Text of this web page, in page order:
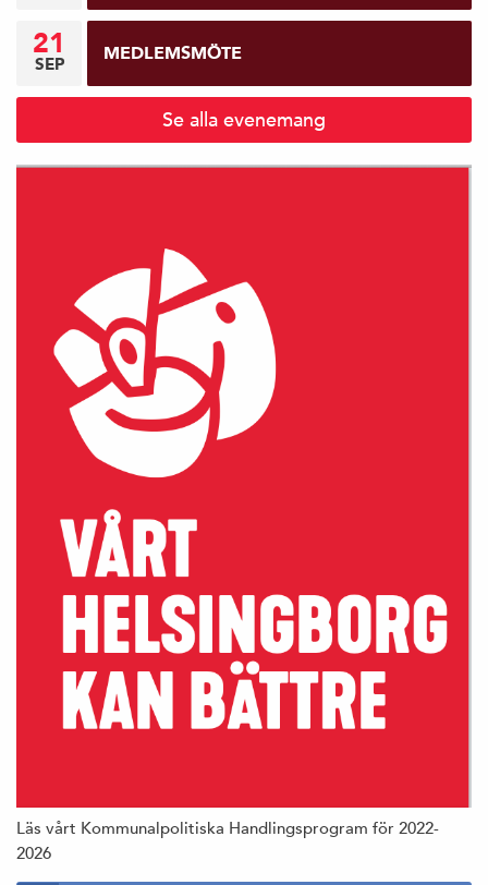
21
SEP MEDLEMSMÖTE
Se alla evenemang
Läs vårt Kommunalpolitiska Handlingsprogram för 2022-
2026